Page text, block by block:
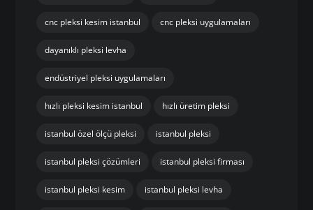
cnc pleksi kesim istanbul cnc pleksi uygulamaları
dayanıklı pleksi levha
endüstriyel pleksi uygulamaları
hızlı pleksi kesim istanbul hızlı üretim pleksi
istanbul özel ölçü pleksi istanbul pleksi
istanbul pleksi çözümleri istanbul pleksi firması
istanbul pleksi kesim istanbul pleksi levha